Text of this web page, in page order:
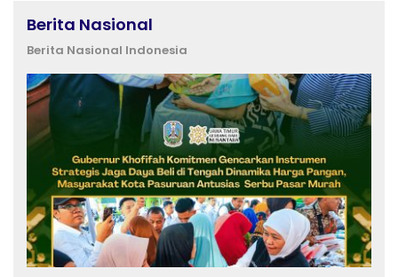
Berita Nasional
Berita Nasional Indonesia